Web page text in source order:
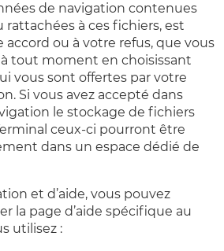
de navigation contenues
rattachées à ces fichiers, est
ou à votre refus, que vous
tout moment en choisissant
vous sont offertes par votre
Si vous avez accepté dans
le stockage de fichiers
ceux-ci pourront être
dans un espace dédié de
et d’aide, vous pouvez
la page d’aide spécifique au
utilisez :